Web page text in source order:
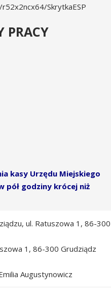
SkrytkaESP
PRACY
kasy Urzędu Miejskiego
pół godziny krócej niż
ul. Ratuszowa 1, 86-300
1, 86-300 Grudziądz
Augustynowicz